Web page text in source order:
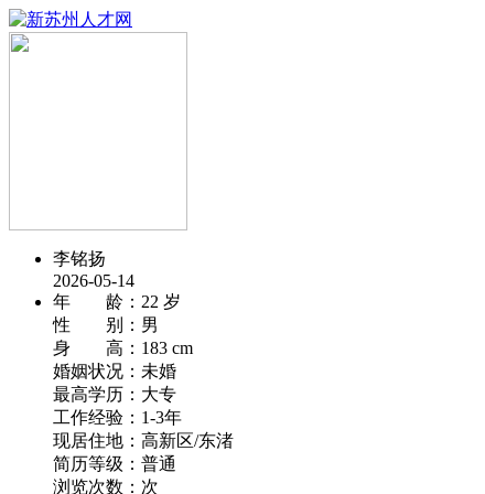
李铭扬
2026-05-14
年 龄： 22 岁
性 别： 男
身 高： 183 cm
婚姻状况： 未婚
最高学历： 大专
工作经验： 1-3年
现居住地： 高新区/东渚
简历等级： 普通
浏览次数： 次